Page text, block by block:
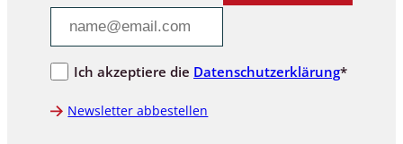
Ich akzeptiere die Datenschutzerklärung*
Newsletter abbestellen